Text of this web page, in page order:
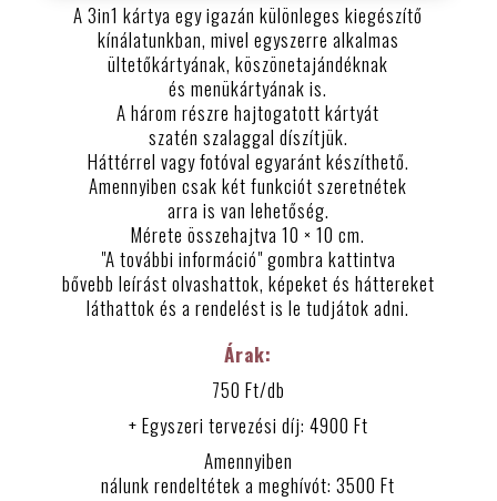
A 3in1 kártya egy igazán különleges kiegészítő
kínálatunkban, mivel egyszerre alkalmas
ültetőkártyának, köszönetajándéknak
és menükártyának is.
A három részre hajtogatott kártyát
szatén szalaggal díszítjük.
Háttérrel vagy fotóval egyaránt készíthető.
Amennyiben csak két funkciót szeretnétek
arra is van lehetőség.
Mérete összehajtva 10 × 10 cm.
"A további információ" gombra kattintva
bővebb leírást olvashattok, képeket és háttereket
láthattok és a rendelést is le tudjátok adni.
Árak:
750 Ft/db
+ Egyszeri tervezési díj: 4900 Ft
Amennyiben
nálunk rendeltétek a meghívót: 3500 Ft